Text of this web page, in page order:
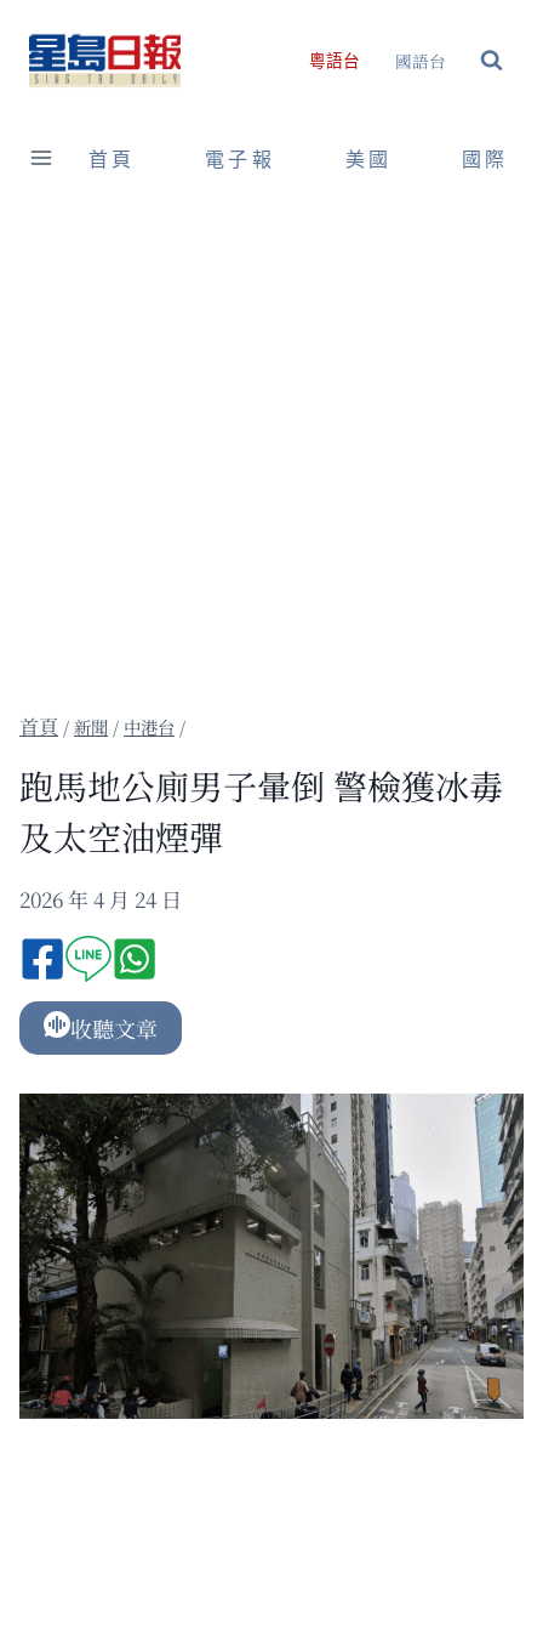
content
粵語台 國語台
首頁 電子報 美國 國際
/新聞 / 中港台 /
跑馬地公廁男子暈倒 警檢獲冰毒
及太空油煙彈
2026 年 4 月 24 日
收聽文章